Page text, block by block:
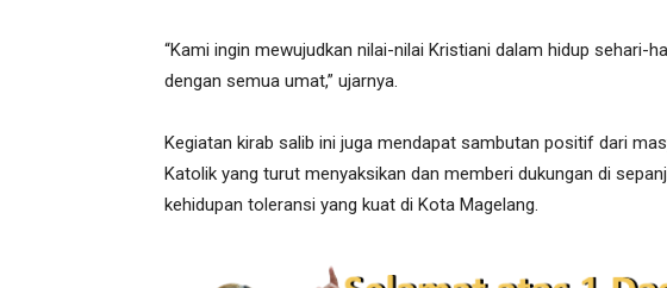
“Kami ingin mewujudkan nilai-nilai Kristiani dalam hidup sehari-
dengan semua umat,” ujarnya.
Kegiatan kirab salib ini juga mendapat sambutan positif dari
Katolik yang turut menyaksikan dan memberi dukungan di
kehidupan toleransi yang kuat di Kota Magelang.